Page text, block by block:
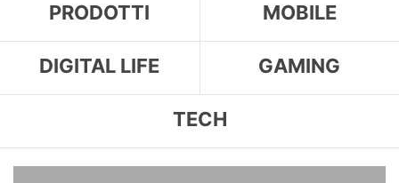
PRODOTTI MOBILE
DIGITAL LIFE GAMING
TECH